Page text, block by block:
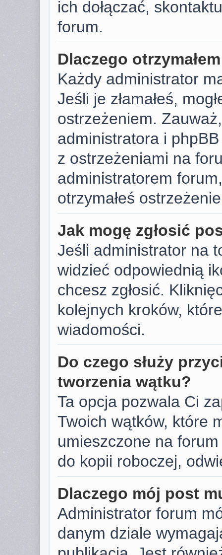
ich dołączać,
forum.
Dlaczego
Każdy administrator
Jeśli je złamałeś,
ostrzeżeniem.
administratora i
z ostrzeżeniami na
administratorem
otrzymałeś
Jak mogę zgłosić
Jeśli administrator na
widzieć odpowiednią
chcesz zgłosić.
kolejnych kroków,
wiadomości.
Do czego służy
tworzenia wątku?
Ta opcja pozwala Ci
Twoich wątków, które
umieszczone na
do kopii roboczej,
Dlaczego mój post
Administrator forum
danym dziale